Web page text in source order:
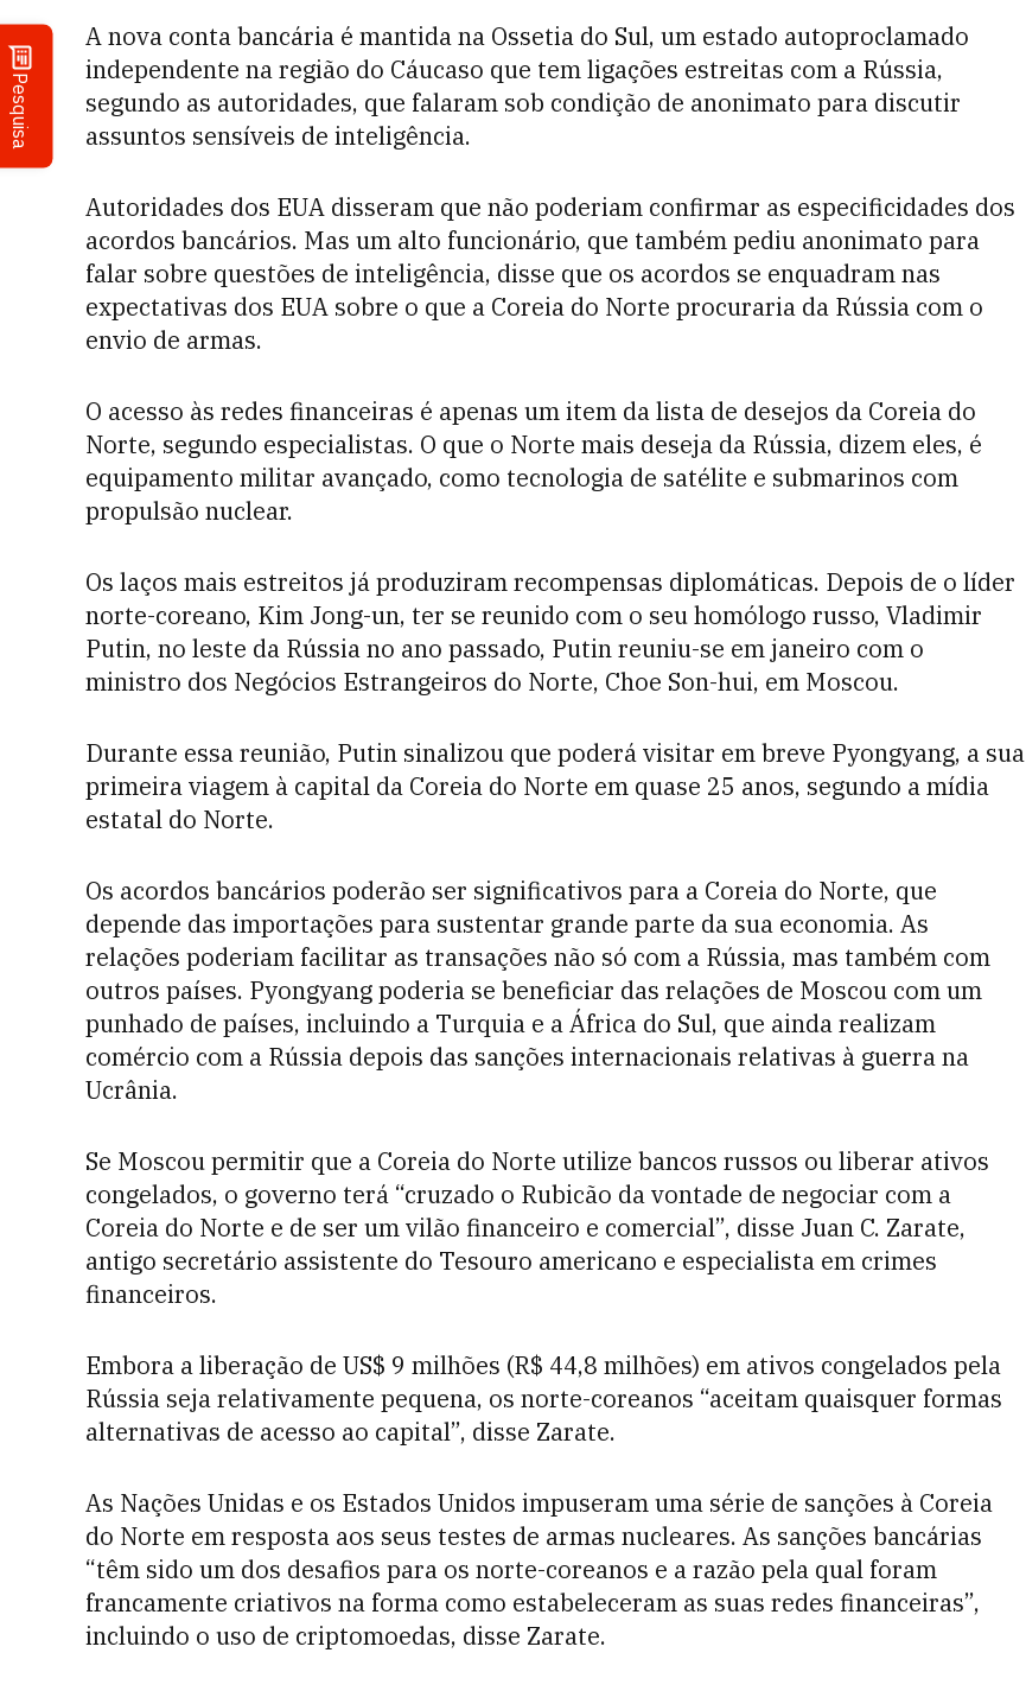
Pesquisa
A nova conta bancária é mantida na Ossetia do Sul, um estado autoproclamado
independente na região do Cáucaso que tem ligações estreitas com a Rússia,
segundo as autoridades, que falaram sob condição de anonimato para discutir
assuntos sensíveis de inteligência.
Autoridades dos EUA disseram que não poderiam confirmar as especificidades dos
acordos bancários. Mas um alto funcionário, que também pediu anonimato para
falar sobre questões de inteligência, disse que os acordos se enquadram nas
expectativas dos EUA sobre o que a Coreia do Norte procuraria da Rússia com o
envio de armas.
O acesso às redes financeiras é apenas um item da lista de desejos da Coreia do
Norte, segundo especialistas. O que o Norte mais deseja da Rússia, dizem eles, é
equipamento militar avançado, como tecnologia de satélite e submarinos com
propulsão nuclear.
Os laços mais estreitos já produziram recompensas diplomáticas. Depois de o líder
norte-coreano, Kim Jong-un, ter se reunido com o seu homólogo russo, Vladimir
Putin, no leste da Rússia no ano passado, Putin reuniu-se em janeiro com o
ministro dos Negócios Estrangeiros do Norte, Choe Son-hui, em Moscou.
Durante essa reunião, Putin sinalizou que poderá visitar em breve Pyongyang, a sua
primeira viagem à capital da Coreia do Norte em quase 25 anos, segundo a mídia
estatal do Norte.
Os acordos bancários poderão ser significativos para a Coreia do Norte, que
depende das importações para sustentar grande parte da sua economia. As
relações poderiam facilitar as transações não só com a Rússia, mas também com
outros países. Pyongyang poderia se beneficiar das relações de Moscou com um
punhado de países, incluindo a Turquia e a África do Sul, que ainda realizam
comércio com a Rússia depois das sanções internacionais relativas à guerra na
Ucrânia.
Se Moscou permitir que a Coreia do Norte utilize bancos russos ou liberar ativos
congelados, o governo terá “cruzado o Rubicão da vontade de negociar com a
Coreia do Norte e de ser um vilão financeiro e comercial”, disse Juan C. Zarate,
antigo secretário assistente do Tesouro americano e especialista em crimes
financeiros.
Embora a liberação de US$ 9 milhões (R$ 44,8 milhões) em ativos congelados pela
Rússia seja relativamente pequena, os norte-coreanos “aceitam quaisquer formas
alternativas de acesso ao capital”, disse Zarate.
As Nações Unidas e os Estados Unidos impuseram uma série de sanções à Coreia
do Norte em resposta aos seus testes de armas nucleares. As sanções bancárias
“têm sido um dos desafios para os norte-coreanos e a razão pela qual foram
francamente criativos na forma como estabeleceram as suas redes financeiras”,
incluindo o uso de criptomoedas, disse Zarate.